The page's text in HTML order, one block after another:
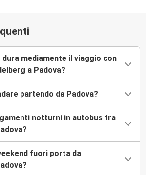
mediamente il viaggio con
a Padova?
partendo da Padova?
notturni in autobus tra
fuori porta da